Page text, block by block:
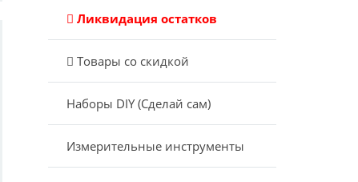
Ликвидация остатков
Товары со скидкой
Наборы DIY (Сделай сам)
Измерительные инструменты